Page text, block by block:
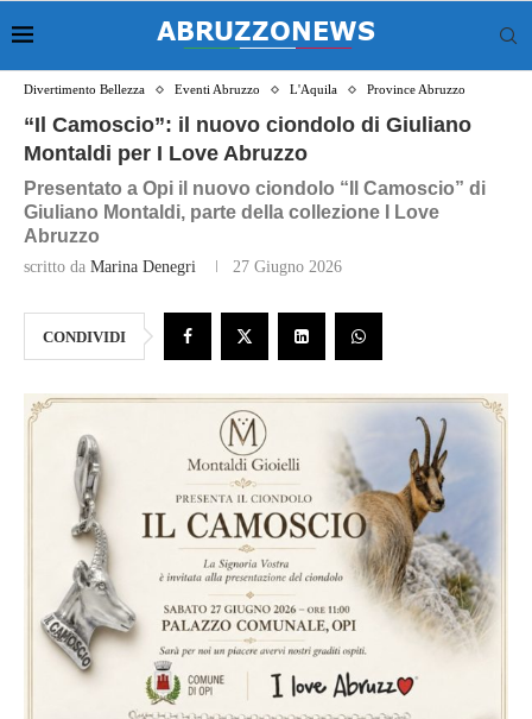
Divertimento Bellezza Eventi Abruzzo L'Aquila Province Abruzzo
“Il Camoscio”: il nuovo ciondolo di Giuliano
Montaldi per I Love Abruzzo
Presentato a Opi il nuovo ciondolo “Il Camoscio” di
Giuliano Montaldi, parte della collezione I Love
Abruzzo
scritto da Marina Denegri 27 Giugno 2026
CONDIVIDI